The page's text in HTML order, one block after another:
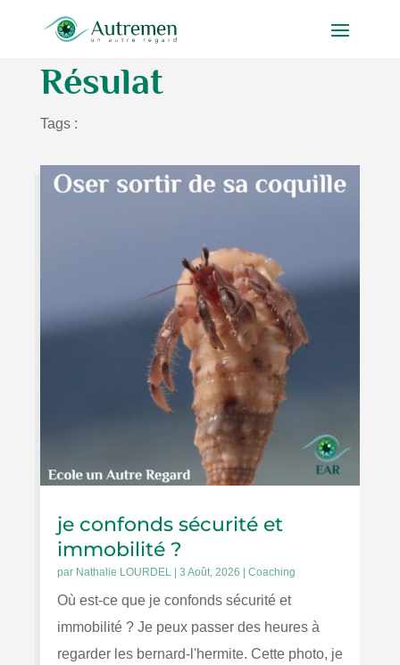
Résulat
Tags :
je confonds sécurité et
immobilité ?
par Nathalie LOURDEL| 3 Août, 2026 Coaching
Où est-ce que je confonds sécurité et
immobilité ? Je peux passer des heures à
regarder les bernard-l'hermite. Cette photo, je